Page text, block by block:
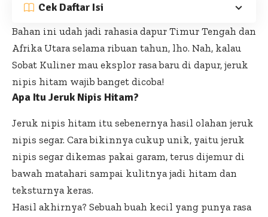
Cek Daftar Isi
Bahan ini udah jadi rahasiadapur Timur Tengah dan
Afrika Utara selama ribuan tahun, lho. Nah, kalau
Sobat Kuliner mau eksplor rasa baru di dapur, jeruk
nipis hitam wajib banget dicoba!
Apa Itu Jeruk Nipis Hitam?
Jeruk nipis hitam itu sebenernya hasil olahan jeruk
nipis segar. Cara bikinnya cukup unik, yaitu jeruk
nipis segar dikemas pakai garam, terus dijemur di
bawah matahari sampai kulitnya jadi hitam dan
teksturnya keras.
Hasil akhirnya? Sebuah buah kecil yang punya rasa